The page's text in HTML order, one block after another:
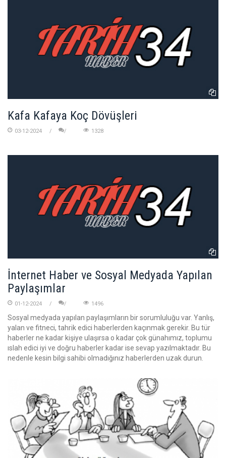
Kafa Kafaya Koç Dövüşleri
03-12-2024 1328
İnternet Haber ve Sosyal Medyada Yapılan
Paylaşımlar
01-12-2024 1496
Sosyal medyada yapılan paylaşımların bir sorumluluğu var. Yanlış,
yalan ve fitneci, tahrik edici haberlerden kaçınmak gerekir. Bu tür
haberler ne kadar kişiye ulaşırsa o kadar çok günahımız, toplumu
ıslah edici iyi ve doğru haberler kadar ise sevap yazılmaktadır. Bu
nedenle kesin bilgi sahibi olmadığınız haberlerden uzak durun.